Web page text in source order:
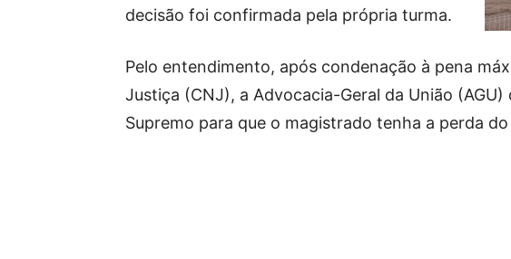
decisão foi confirmada pela própria turma.
Pelo entendimento, após condenação à pena
Justiça (CNJ), a Advocacia-Geral da União
Supremo para que o magistrado tenha a perda